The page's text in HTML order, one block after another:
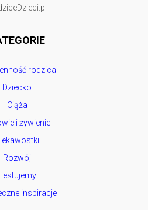
rodzica
Dziecko
Ciąża
i żywienie
Rozwój
inspiracje